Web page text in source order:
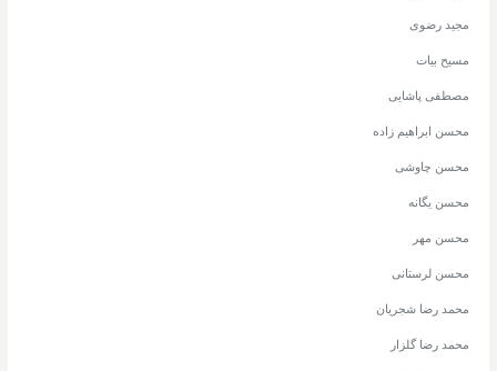
مجید رضوی
مسیح بیات
مصطفی پاشایی
محسن ابراهیم زاده
محسن چاوشی
محسن یگانه
محسن مهر
محسن لرستانی
محمد رضا شجریان
محمد رضا گلزار